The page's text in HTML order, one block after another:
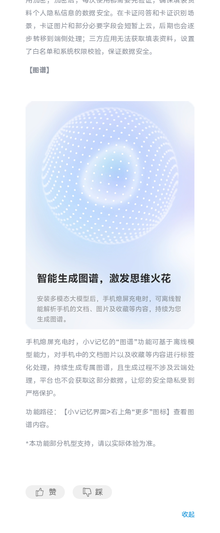
料个人隐私信息的数据安全。在卡证问答和卡证识别场
景，卡证图片和部分必要字段会短暂上云，后期也会逐
步转移到端侧处理；三方应用无法获取填表资料，设置
了白名单和系统权限校验，保证数据安全。
【图谱】
手机熄屏充电时，小V记忆的“图谱”功能可基于离线模
型能力，对手机中的文档图片以及收藏等内容进行标签
化处理，持续生成专属图谱，且生成过程不涉及云端处
理，平台也不会获取这部分数据，让您的安全隐私受到
严格保护。
功能路径：【小V记忆界面>右上角“更多”图标】查看图
谱内容。
*本功能部分机型支持，请以实际体验为准。
赞 踩
收起